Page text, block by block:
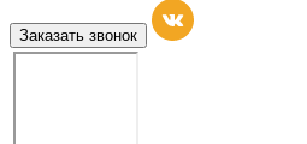
Заказать звонок